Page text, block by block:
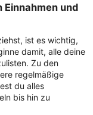
Einnahmen und
ist es wichtig,
damit, alle deine
Zu den
regelmäßige
du alles
bis hin zu